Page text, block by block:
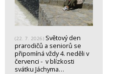
(22. 7. 2026) Světový den
prarodičů a seniorů se
připomíná vždy 4. neděli v
červenci - v blízkosti
svátku Jáchyma…